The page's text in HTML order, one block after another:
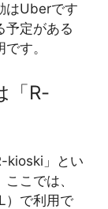
はUberです
予定がある
す。
「R-
kioski」とい
こでは、
）で利用で